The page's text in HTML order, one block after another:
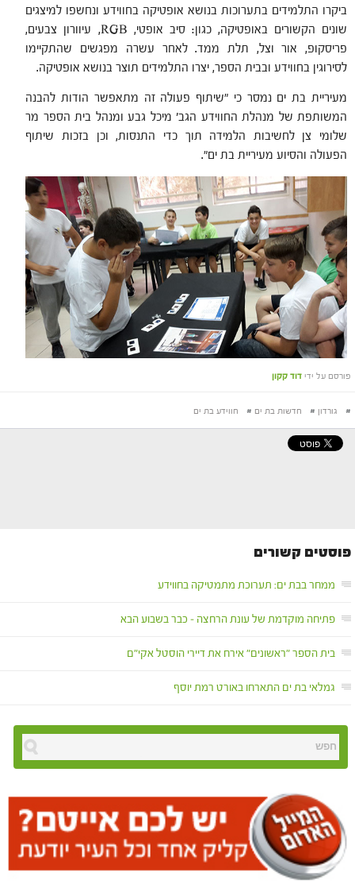
ביקרו התלמידים בתערוכות בנושא אופטיקה בחווידע ונחשפו למיצגים
שונים הקשורים באופטיקה, כגון: סיב אופטי, RGB, עיוורון צבעים,
פריסקופ, אור וצל, תלת ממד. לאחר עשרה מפגשים שהתקיימו
לסירוגין בחווידע ובבית הספר, יצרו התלמידים תוצר בנושא אופטיקה.
מעיריית בת ים נמסר כי "שיתוף פעולה זה מתאפשר הודות להבנה
המשותפת של מנהלת החווידע הגב' מיכל גבע ומנהל בית הספר מר
שלומי צן לחשיבות הלמידה תוך כדי התנסות, וכן בזכות שיתוף
הפעולה והסיוע מעיריית בת ים".
פורסם על ידי דוד קקון
# גורדון # חדשות בת ים # חווידע בת ים
פוסטים קשורים
ממחר בבת ים: תערוכת מתמטיקה בחווידע
פתיחה מוקדמת של עונת הרחצה – כבר בשבוע הבא
בית הספר "ראשונים" אירח את דיירי הוסטל אקי"ם
גמלאי בת ים התארחו באורט רמת יוסף